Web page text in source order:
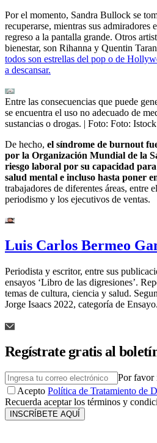
Por el momento, Sandra Bullock se
recuperarse, mientras sus admiradores
regreso a la pantalla grande. Otros
bienestar, son Rihanna y Quentin
todos son estrellas del pop o de
a descansar.
Entre las consecuencias que puede
se encuentra el uso no adecuado de
sustancias o drogas. | Foto: Foto:
De hecho, el síndrome de burnout
por la Organización Mundial de la
riesgo laboral por su capacidad
salud mental e incluso hasta poner
trabajadores de diferentes áreas, entre
periodismo y los ejecutivos de ventas.
Luis Carlos Bermeo
Periodista y escritor, entre sus
ensayos ‘Libro de las digresiones’.
temas de cultura, ciencia y salud.
Jorge Isaacs 2022, categoría de Ensayo.
Regístrate gratis al
Por favor
Acepto Política de Tratamiento de
Recuerda aceptar los términos y
INSCRÍBETE AQUÍ